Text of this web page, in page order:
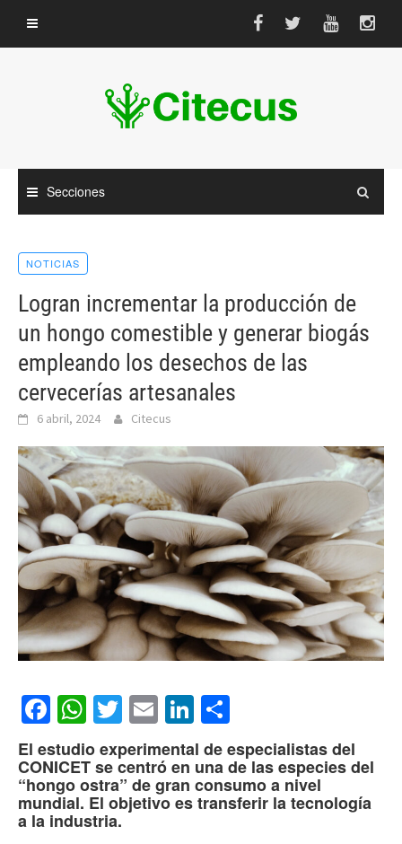
contenido
Secciones
NOTICIAS
Logran incrementar la producción de
un hongo comestible y generar biogás
empleando los desechos de las
cervecerías artesanales
6 abril, 2024 Citecus
Facebook
WhatsApp
Twitter
EmailLinkedIn
El estudio experimental de especialistas del
CONICET se centró en una de las especies del
“hongo ostra” de gran consumo a nivel
mundial. El objetivo es transferir la tecnología
a la industria.